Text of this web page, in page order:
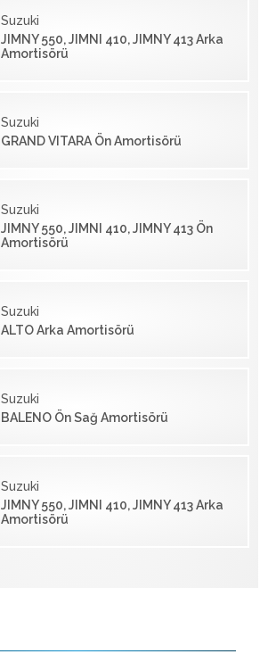
Suzuki
JIMNY 550, JIMNI 410, JIMNY 413 Arka
Amortisörü
Suzuki
GRAND VITARA Ön Amortisörü
Suzuki
JIMNY 550, JIMNI 410, JIMNY 413 Ön
Amortisörü
Suzuki
ALTO Arka Amortisörü
Suzuki
BALENO Ön Sağ Amortisörü
Suzuki
JIMNY 550, JIMNI 410, JIMNY 413 Arka
Amortisörü